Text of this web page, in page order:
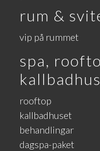
rum &
vip på rummet
spa,
kallbadhus
rooftop
kallbadhuset
behandlingar
dagspa-paket